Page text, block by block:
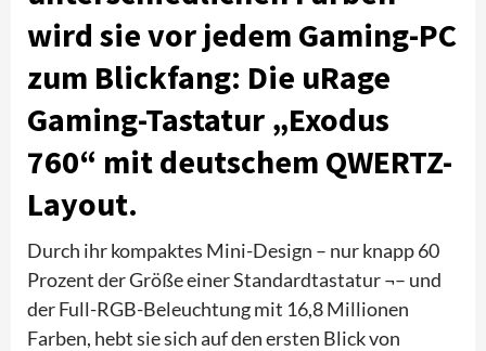
wird sie vor jedem Gaming-PC
zum Blickfang: Die uRage
Gaming-Tastatur „Exodus
760“ mit deutschem QWERTZ-
Layout.
Durch ihr kompaktes Mini-Design – nur knapp 60
Prozent der Größe einer Standardtastatur ¬– und
der Full-RGB-Beleuchtung mit 16,8 Millionen
Farben, hebt sie sich auf den ersten Blick von